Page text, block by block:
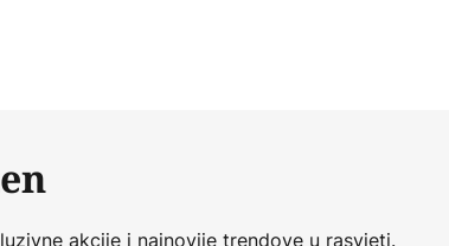
akcije i najnovije trendove u rasvjeti.